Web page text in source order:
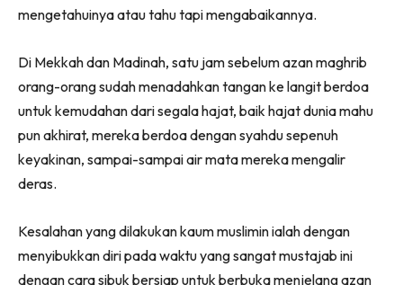
mengetahuinya atau tahu tapi mengabaikannya.
Di Mekkah dan Madinah, satu jam sebelum azan maghrib
orang-orang sudah menadahkan tangan ke langit berdoa
untuk kemudahan dari segala hajat, baik hajat dunia mahu
pun akhirat, mereka berdoa dengan syahdu sepenuh
keyakinan, sampai-sampai air mata mereka mengalir
deras.
Kesalahan yang dilakukan kaum muslimin ialah dengan
menyibukkan diri pada waktu yang sangat mustajab ini
dengan cara sibuk bersiap untuk berbuka menjelang azan